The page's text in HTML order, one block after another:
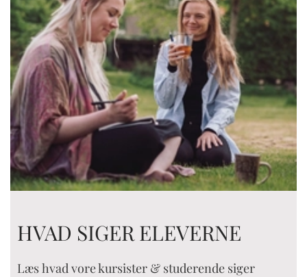
HVAD SIGER ELEVERNE
Læs hvad vore kursister & studerende siger